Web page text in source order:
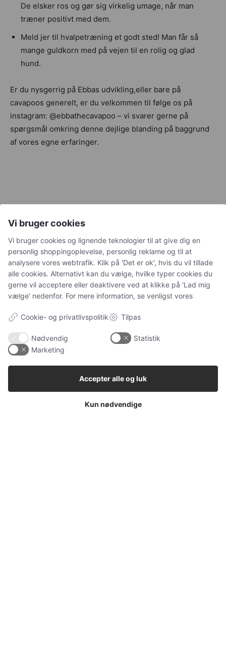
De elsker ros og gør sig virkelig umage, når man
træner positivt med dem.
Meld jer til hvalpetræning et godt sted! Man får så
mange guldkorn med på vejen til en rolig og glad
hund.
Er du nysgerrig på Ebbas udvikling,eller bare på
cavapoos generelt, er du velkommen til følge os på
instagram: @ebbathecavapoo – vi svarer gerne på
spørgsmål omkring denne dejlige blanding på baggrund
af vores egne erfaringer.
Previous article
Ugens Kæledyr – Murphy (Uge
Next article
Ugens Kæledyr – Loui & Bailey
Morten A
Vi bruger cookies
Vi bruger cookies og lignende teknologier til at give dig en
personlig shoppingoplevelse, personlig reklame og til at
analysere vores webtrafik. Klik på 'Det er ok', hvis du vil tillade
alle cookies. Alternativt kan du vælge, hvilke typer cookies du
gerne vil acceptere eller deaktivere ved at klikke på 'Lad mig
vælge' nedenfor. For mere information, se venligst vores
Cookie- og privatlivspolitik Tilpas
Nødvendig
Statistik
Marketing
Kun nødvendige
Accepter alle og luk